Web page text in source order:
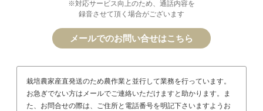
※対応サービス向上のため、通話内容を
録音させて頂く場合がございます
メールでのお問い合せはこちら
栽培農家産直発送のため農作業と並行して業務を行っています。
お急ぎでない方はメールでご連絡いただけますと助かります。ま
た、お問合せの際は、ご住所と電話番号を明記下さいますようお